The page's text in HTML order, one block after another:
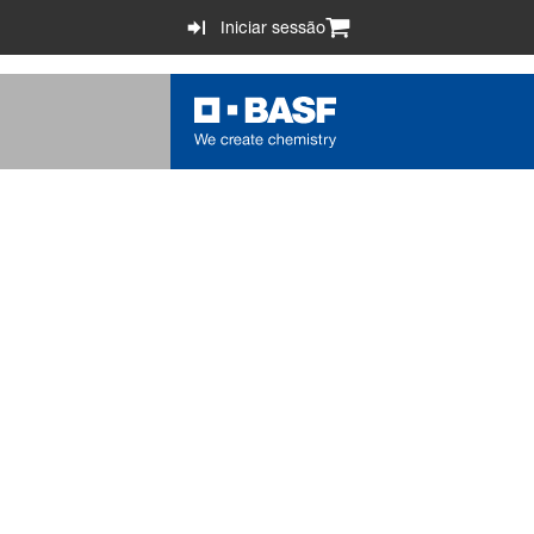
Iniciar sessão